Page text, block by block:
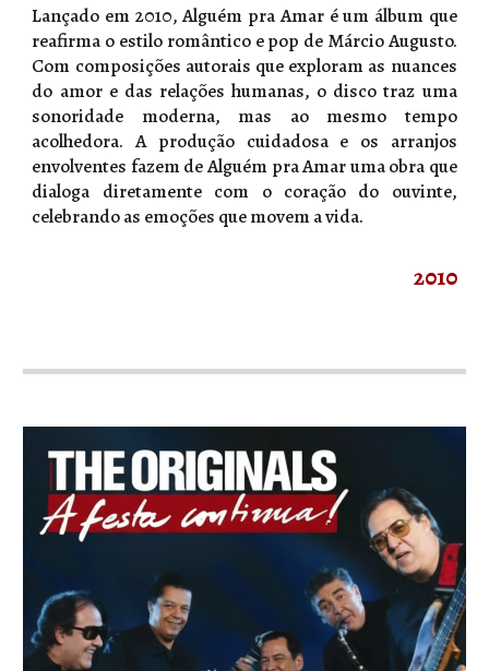
Lançado em 2010, Alguém pra Amar é um álbum que
reafirma o estilo romântico e pop de Márcio Augusto.
Com composições autorais que exploram as nuances
do amor e das relações humanas, o disco traz uma
sonoridade moderna, mas ao mesmo tempo
acolhedora. A produção cuidadosa e os arranjos
envolventes fazem de Alguém pra Amar uma obra que
dialoga diretamente com o coração do ouvinte,
celebrando as emoções que movem a vida.
2010